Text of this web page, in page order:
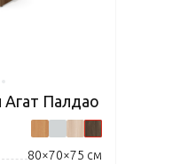
Палдао
80×70×75 см